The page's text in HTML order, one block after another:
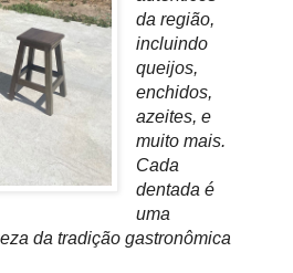
da região,
incluindo
queijos,
enchidos,
azeites, e
muito mais.
Cada
dentada é
uma
da tradição gastronômica